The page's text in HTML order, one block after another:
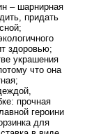
– шарнирная
придать
здоровью;
украшения
что она
прочная
героини
для